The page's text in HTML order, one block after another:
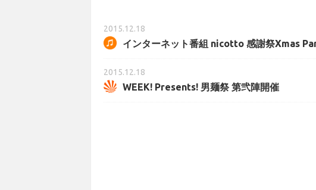
2015.12.18
インターネット番組 nicotto 感謝祭Xmas
2015.12.18
WEEK! Presents! 男麺祭 第弐陣開催